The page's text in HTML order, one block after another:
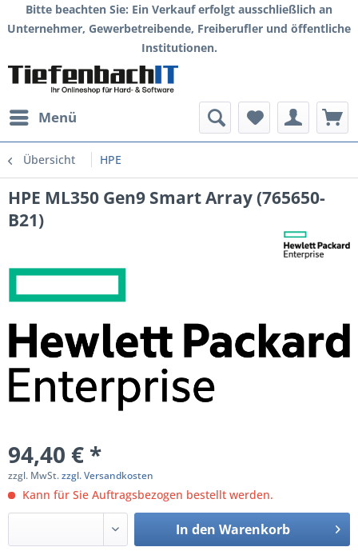
Bitte beachten Sie: Ein Verkauf erfolgt ausschließlich an
Unternehmer, Gewerbetreibende, Freiberufler und öffentliche
Institutionen.
Menü
Übersicht HPE
HPE ML350 Gen9 Smart Array (765650-
B21)
94,40 € *
zzgl. MwSt.zzgl. Versandkosten
Kann für Sie Auftragsbezogen bestellt werden.
In den Warenkorb